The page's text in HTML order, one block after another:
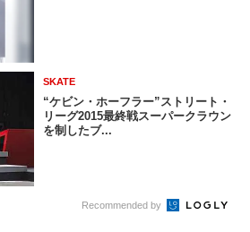
SKATE
“ケビン・ホーフラー”ストリート・
リーグ2015最終戦スーパークラウン
を制したブ...
Recommended by